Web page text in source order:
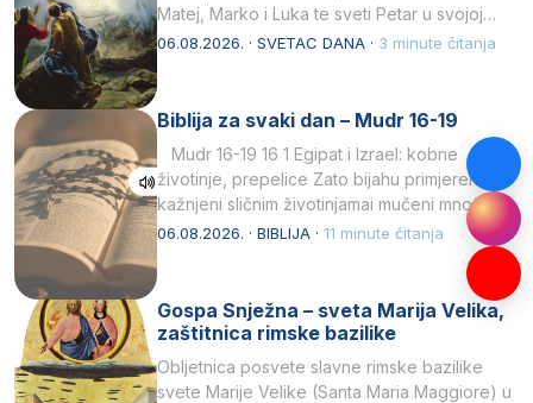
Matej, Marko i Luka te sveti Petar u svojoj
drugoj…
06.08.2026. · SVETAC DANA · 3 minute čitanja
Biblija za svaki dan – Mudr 16-19
Mudr 16-19 16 1 Egipat i Izrael: kobne
životinje, prepelice Zato bijahu primjereno
kažnjeni sličnim životinjamai mučeni mnoštvom
kukaca.2 A narod…
06.08.2026. · BIBLIJA · 11 minute čitanja
Gospa Snježna – sveta Marija Velika,
zaštitnica rimske bazilike
Obljetnica posvete slavne rimske bazilike
svete Marije Velike (Santa Maria Maggiore) u